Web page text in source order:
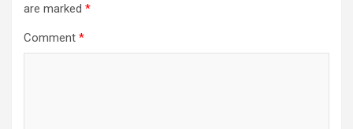
are marked *
Comment *